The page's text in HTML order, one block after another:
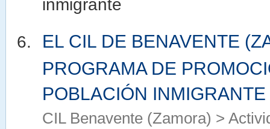
inmigrante
EL CIL DE BENAVENTE
PROGRAMA DE
POBLACIÓN INMIGRANTE
CIL Benavente (Zamora) >